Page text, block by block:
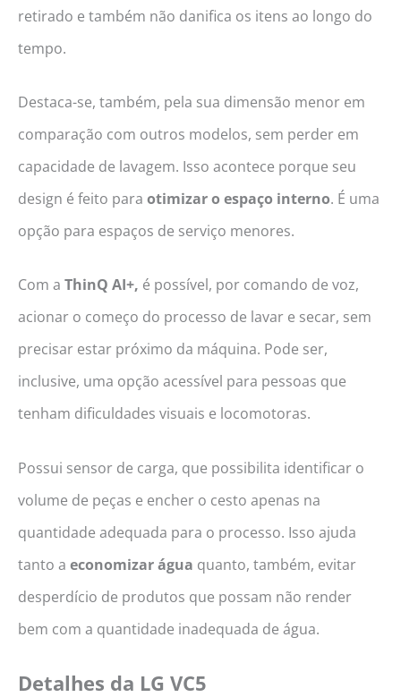
retirado e também não danifica os itens ao longo do
tempo.
Destaca-se, também, pela sua dimensão menor em
comparação com outros modelos, sem perder em
capacidade de lavagem. Isso acontece porque seu
design é feito para otimizar o espaço interno. É uma
opção para espaços de serviço menores.
Com a ThinQ AI+, é possível, por comando de voz,
acionar o começo do processo de lavar e secar, sem
precisar estar próximo da máquina. Pode ser,
inclusive, uma opção acessível para pessoas que
tenham dificuldades visuais e locomotoras.
Possui sensor de carga, que possibilita identificar o
volume de peças e encher o cesto apenas na
quantidade adequada para o processo. Isso ajuda
tanto a economizar água quanto, também, evitar
desperdício de produtos que possam não render
bem com a quantidade inadequada de água.
Detalhes da LG VC5